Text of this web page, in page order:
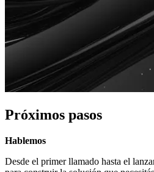
Próximos pasos
Hablemos
Desde el primer llamado hasta el